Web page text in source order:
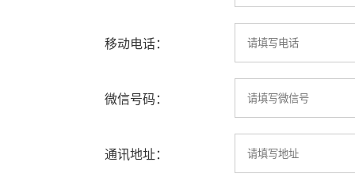
移动电话：
微信号码：
通讯地址：